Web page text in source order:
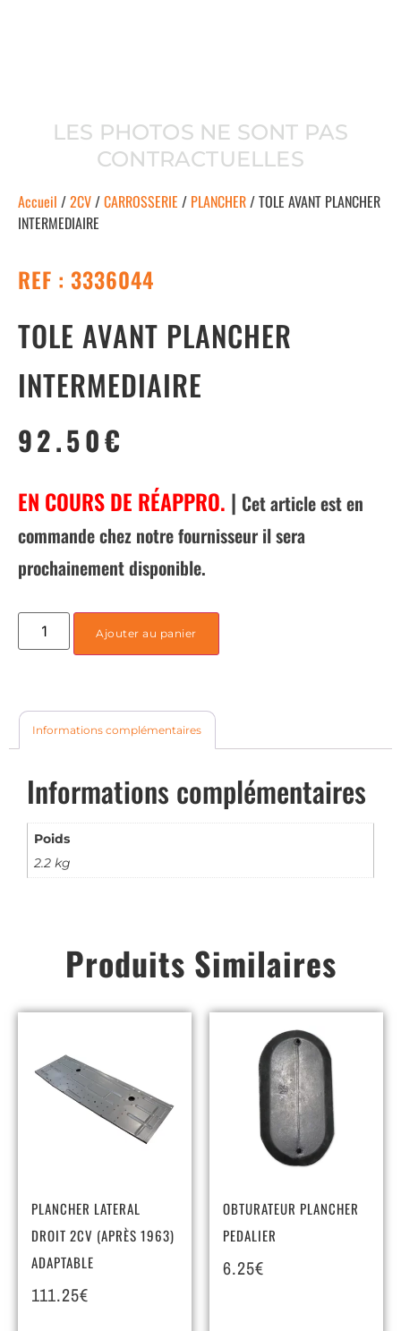
LES PHOTOS NE SONT PAS
CONTRACTUELLES
Accueil /2CV/CARROSSERIE / PLANCHER/ TOLE AVANT PLANCHER
INTERMEDIAIRE
REF : 3336044
TOLE AVANT PLANCHER
INTERMEDIAIRE
92.50€
EN COURS DE RÉAPPRO. | Cet article est en
commande chez notre fournisseur il sera
prochainement disponible.
Ajouter au panier
Informations complémentaires
Informations complémentaires
Poids
2.2 kg
Produits Similaires
PLANCHER LATERAL
DROIT 2CV (APRÈS 1963)
ADAPTABLE
111.25€
OBTURATEUR PLANCHER
PEDALIER
6.25€